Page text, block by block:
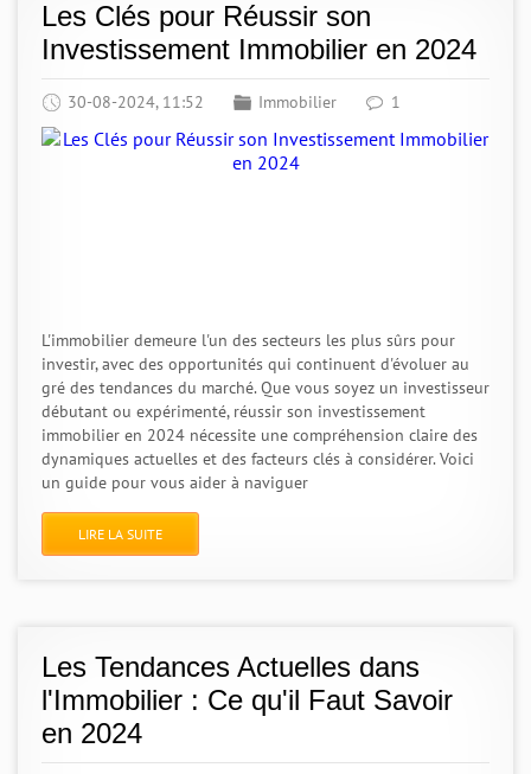
Les Clés pour Réussir son
Investissement Immobilier en 2024
30-08-2024, 11:52 Immobilier 1
L'immobilier demeure l'un des secteurs les plus sûrs pour
investir, avec des opportunités qui continuent d'évoluer au
gré des tendances du marché. Que vous soyez un investisseur
débutant ou expérimenté, réussir son investissement
immobilier en 2024 nécessite une compréhension claire des
dynamiques actuelles et des facteurs clés à considérer. Voici
un guide pour vous aider à naviguer
LIRE LA SUITE
Les Tendances Actuelles dans
l'Immobilier : Ce qu'il Faut Savoir
en 2024